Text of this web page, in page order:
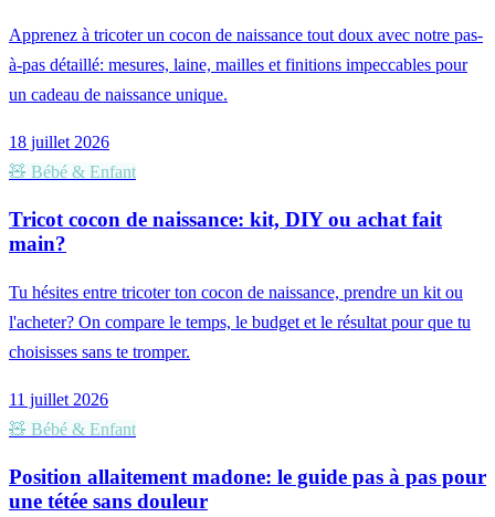
Apprenez à tricoter un cocon de naissance tout doux avec notre pas-
à-pas détaillé: mesures, laine, mailles et finitions impeccables pour
un cadeau de naissance unique.
18 juillet 2026
🧸 Bébé & Enfant
Tricot cocon de naissance: kit, DIY ou achat fait
main?
Tu hésites entre tricoter ton cocon de naissance, prendre un kit ou
l'acheter? On compare le temps, le budget et le résultat pour que tu
choisisses sans te tromper.
11 juillet 2026
🧸 Bébé & Enfant
Position allaitement madone: le guide pas à pas pour
une tétée sans douleur